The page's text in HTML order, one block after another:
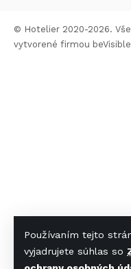
Používaním tejto
vyjadrujete súhlas so
© Hotelier 2020-2026.
vytvorené firmou